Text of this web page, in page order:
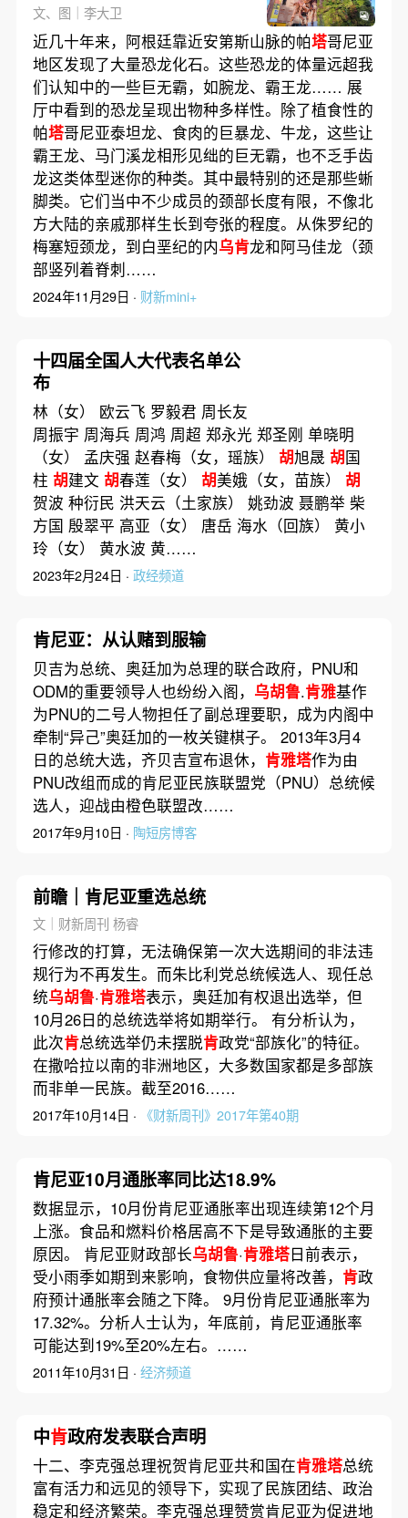
文、图｜李大卫
近几十年来，阿根廷靠近安第斯山脉的帕塔哥尼亚
地区发现了大量恐龙化石。这些恐龙的体量远超我
们认知中的一些巨无霸，如腕龙、霸王龙…… 展
厅中看到的恐龙呈现出物种多样性。除了植食性的
帕塔哥尼亚泰坦龙、食肉的巨暴龙、牛龙，这些让
霸王龙、马门溪龙相形见绌的巨无霸，也不乏手齿
龙这类体型迷你的种类。其中最特别的还是那些蜥
脚类。它们当中不少成员的颈部长度有限，不像北
方大陆的亲戚那样生长到夸张的程度。从侏罗纪的
梅塞短颈龙，到白垩纪的内乌肯龙和阿马佳龙（颈
部竖列着脊刺……
2024年11月29日 · 财新mini+
十四届全国人大代表名单公
布
林（女） 欧云飞 罗毅君 周长友
周振宇 周海兵 周鸿 周超 郑永光 郑圣刚 单晓明
（女） 孟庆强 赵春梅（女，瑶族） 胡旭晟 胡国
柱 胡建文 胡春莲（女） 胡美娥（女，苗族） 胡
贺波 种衍民 洪天云（土家族） 姚劲波 聂鹏举 柴
方国 殷翠平 高亚（女） 唐岳 海水（回族） 黄小
玲（女） 黄水波 黄……
2023年2月24日 · 政经频道
肯尼亚：从认赌到服输
贝吉为总统、奥廷加为总理的联合政府，PNU和
ODM的重要领导人也纷纷入阁， 乌胡鲁.肯雅基作
为PNU的二号人物担任了副总理要职，成为内阁中
牵制“异己”奥廷加的一枚关键棋子。 2013年3月4
日的总统大选，齐贝吉宣布退休， 肯雅塔作为由
PNU改组而成的肯尼亚民族联盟党（PNU）总统候
选人，迎战由橙色联盟改……
2017年9月10日 · 陶短房博客
前瞻｜肯尼亚重选总统
文｜财新周刊 杨睿
行修改的打算，无法确保第一次大选期间的非法违
规行为不再发生。而朱比利党总统候选人、现任总
统乌胡鲁·肯雅塔表示，奥廷加有权退出选举，但
10月26日的总统选举将如期举行。 有分析认为，
此次肯总统选举仍未摆脱肯政党“部族化”的特征。
在撒哈拉以南的非洲地区，大多数国家都是多部族
而非单一民族。截至2016……
2017年10月14日 · 《财新周刊》2017年第40期
肯尼亚10月通胀率同比达18.9%
数据显示，10月份肯尼亚通胀率出现连续第12个月
上涨。食品和燃料价格居高不下是导致通胀的主要
原因。 肯尼亚财政部长乌胡鲁·肯雅塔日前表示，
受小雨季如期到来影响，食物供应量将改善， 肯政
府预计通胀率会随之下降。 9月份肯尼亚通胀率为
17.32%。分析人士认为，年底前，肯尼亚通胀率
可能达到19%至20%左右。……
2011年10月31日 · 经济频道
中肯政府发表联合声明
十二、李克强总理祝贺肯尼亚共和国在肯雅塔总统
富有活力和远见的领导下，实现了民族团结、政治
稳定和经济繁荣。李克强总理赞赏肯尼亚为促进地